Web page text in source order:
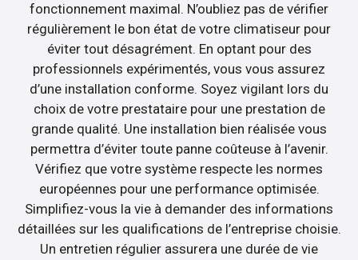
fonctionnement maximal. N’oubliez pas de vérifier
régulièrement le bon état de votre climatiseur pour
éviter tout désagrément. En optant pour des
professionnels expérimentés, vous vous assurez
d’une installation conforme. Soyez vigilant lors du
choix de votre prestataire pour une prestation de
grande qualité. Une installation bien réalisée vous
permettra d’éviter toute panne coûteuse à l’avenir.
Vérifiez que votre système respecte les normes
européennes pour une performance optimisée.
Simplifiez-vous la vie à demander des informations
détaillées sur les qualifications de l’entreprise choisie.
Un entretien régulier assurera une durée de vie